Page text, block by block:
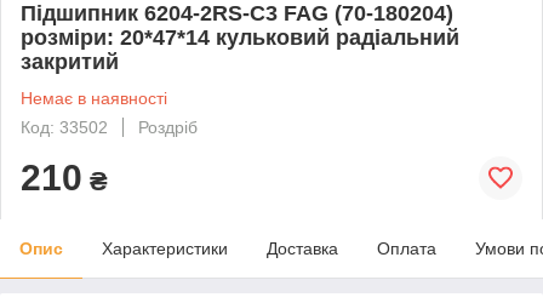
Підшипник 6204-2RS-C3 FAG (70-180204)
розміри: 20*47*14 кульковий радіальний
закритий
Немає в наявності
Код: 33502
Роздріб
210 ₴
Опис Характеристики Доставка Оплата Умови